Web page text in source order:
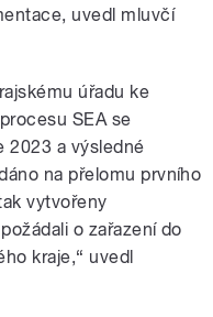
uvedl mluvčí
úřadu ke
SEA se
2023 a výsledné
na přelomu prvního
vytvořeny
o zařazení do
kraje,“ uvedl